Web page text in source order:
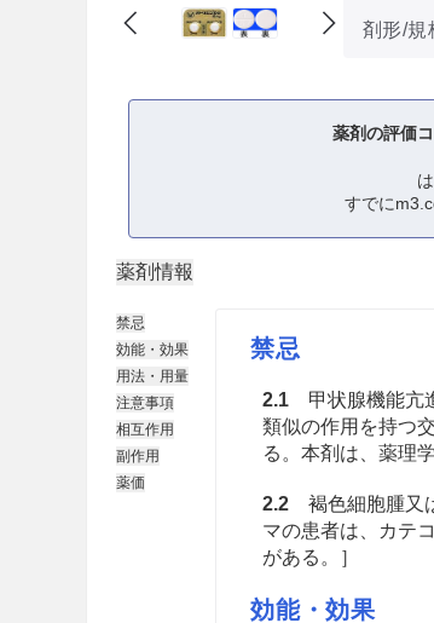
剤形/規
薬剤の評価
すでに
薬剤情報
禁忌
効能・効果
用法・用量
注意事項
相互作用
副作用
薬価
禁忌
2.1甲状腺機能亢進
類似の作用を持つ
る。本剤は、薬理
2.2褐色細胞腫又
マの患者は、カテ
がある。］
効能・効果